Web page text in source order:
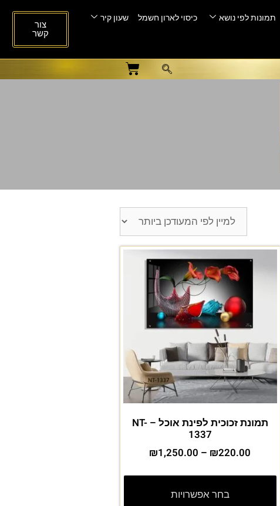
תמונות לפי נושא כיסוי לארון חשמל
שעון קיר
צור
קשר
תמונת זכוכית לפינת אוכל – NT-
1337
₪220.00
–
₪1,250.00
בחר אפשרויות